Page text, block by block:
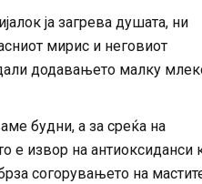
ја загрева душата, ни
мирис и неговиот
додавањето малку
будни, а за среќа на
е извор на антиоксиданси
согорувањето на